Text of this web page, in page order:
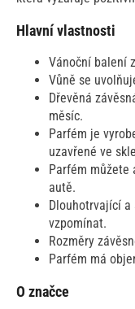
Hlavní vlastnosti
Vánoční balení
Vůně se
Dřevěná
měsíc.
Parfém je
uzavřené ve
Parfém můžete
autě.
Dlouhotrvající
vzpomínat.
Rozměry
Parfém má
O značce